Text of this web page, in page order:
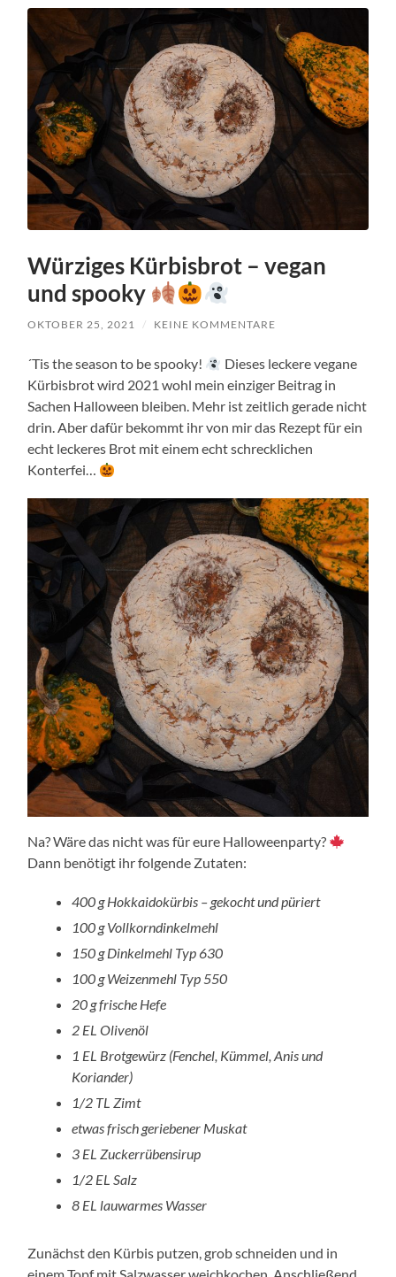
Würziges Kürbisbrot – vegan
und spooky
OKTOBER 25, 2021 / KEINE KOMMENTARE
´Tis the season to be spooky!
Dieses leckere vegane
Kürbisbrot wird 2021 wohl mein einziger Beitrag in
Sachen Halloween bleiben. Mehr ist zeitlich gerade nicht
drin. Aber dafür bekommt ihr von mir das Rezept für ein
echt leckeres Brot mit einem echt schrecklichen
Konterfei…
Na? Wäre das nicht was für eure Halloweenparty?
Dann benötigt ihr folgende Zutaten:
400 g Hokkaidokürbis – gekocht und püriert
100 g Vollkorndinkelmehl
150 g Dinkelmehl Typ 630
100 g Weizenmehl Typ 550
20 g frische Hefe
2 EL Olivenöl
1 EL Brotgewürz (Fenchel, Kümmel, Anis und
Koriander)
1/2 TL Zimt
etwas frisch geriebener Muskat
3 EL Zuckerrübensirup
1/2 EL Salz
8 EL lauwarmes Wasser
Zunächst den Kürbis putzen, grob schneiden und in